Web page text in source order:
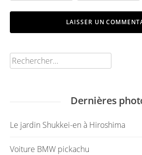
Rechercher :
Dernières
Le jardin Shukkei-en à Hiroshima
Voiture BMW pickachu